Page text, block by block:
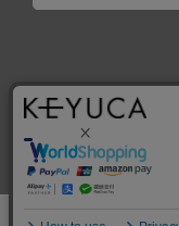
Copyright ©